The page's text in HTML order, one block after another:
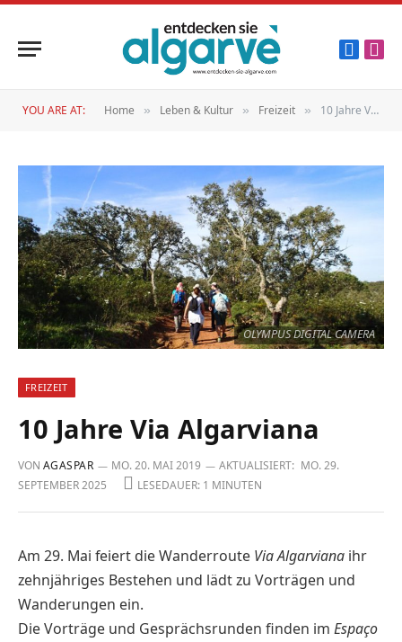
YOU ARE AT: Home » Leben & Kultur » Freizeit » 10 Jahre Via Algarviana
FREIZEIT
10 Jahre Via Algarviana
VON AGASPAR MO. 20. MAI 2019 AKTUALISIERT: MO. 29.
SEPTEMBER 2025
LESEDAUER: 1 MINUTEN
OLYMPUS DIGITAL CAMERA
Am 29. Mai feiert die Wanderroute Via Algarviana ihr
zehnjähriges Bestehen und lädt zu Vorträgen und
Wanderungen ein.
Die Vorträge und Gesprächsrunden finden im Espaço